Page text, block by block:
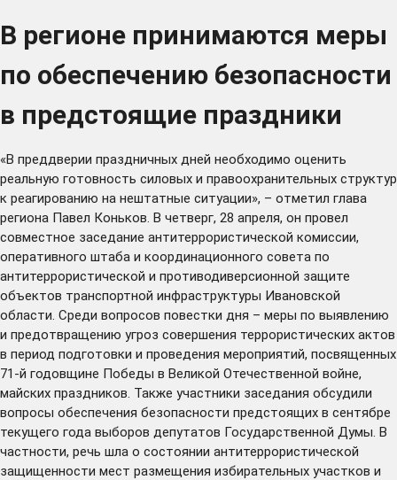
В регионе принимаются меры
по обеспечению безопасности
в предстоящие праздники
«В преддверии праздничных дней необходимо оценить
реальную готовность силовых и правоохранительных структур
к реагированию на нештатные ситуации», – отметил глава
региона Павел Коньков. В четверг, 28 апреля, он провел
совместное заседание антитеррористической комиссии,
оперативного штаба и координационного совета по
антитеррористической и противодиверсионной защите
объектов транспортной инфраструктуры Ивановской
области. Среди вопросов повестки дня – меры по выявлению
и предотвращению угроз совершения террористических актов
в период подготовки и проведения мероприятий, посвященных
71-й годовщине Победы в Великой Отечественной войне,
майских праздников. Также участники заседания обсудили
вопросы обеспечения безопасности предстоящих в сентябре
текущего года выборов депутатов Государственной Думы. В
частности, речь шла о состоянии антитеррористической
защищенности мест размещения избирательных участков и